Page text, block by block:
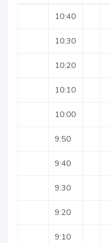
10:40
10:30
10:20
10:10
10:00
9:50
9:40
9:30
9:20
9:10